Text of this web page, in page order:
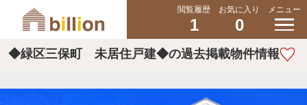
閲覧履歴
1
お気に入り
0
メニュー
◆緑区三保町 未居住戸建◆の過去掲載物件情報